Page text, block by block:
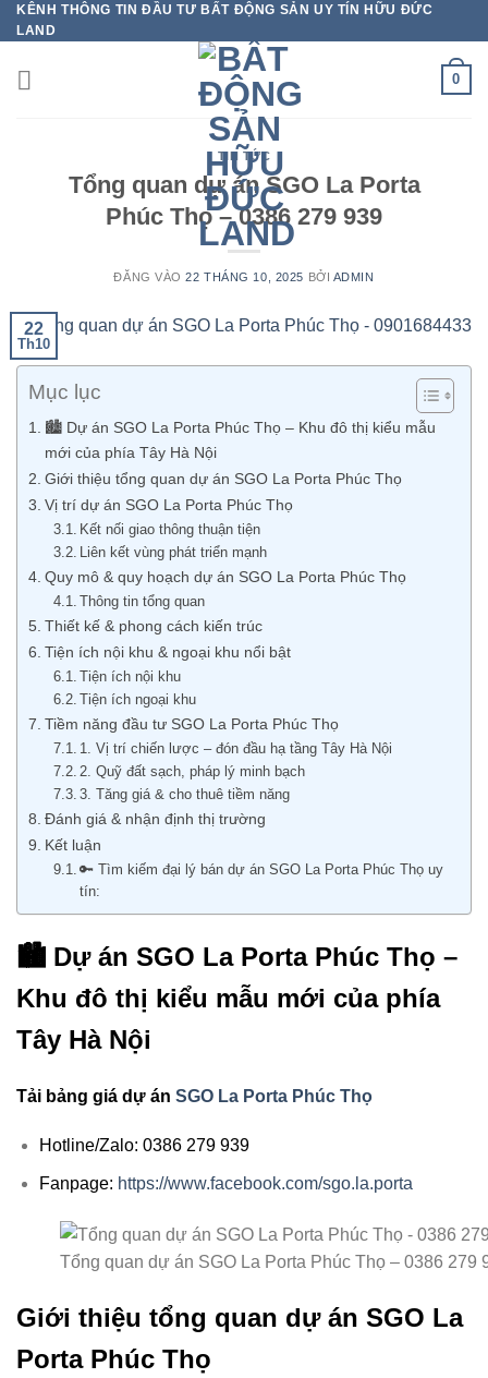
Bỏ
qua
nội
dung
KÊNH THÔNG TIN ĐẦU TƯ BẤT ĐỘNG SẢN UY TÍN HỮU ĐỨC
LAND
0
TIN TỨC
Tổng quan dự án SGO La Porta
Phúc Thọ – 0386 279 939
ĐĂNG VÀO22 THÁNG 10, 2025 BỞI ADMIN
22
Th10
Mục lục
🏙️ Dự án SGO La Porta Phúc Thọ – Khu đô thị kiểu mẫu
mới của phía Tây Hà Nội
Giới thiệu tổng quan dự án SGO La Porta Phúc Thọ
Vị trí dự án SGO La Porta Phúc Thọ
Kết nối giao thông thuận tiện
Liên kết vùng phát triển mạnh
Quy mô & quy hoạch dự án SGO La Porta Phúc Thọ
Thông tin tổng quan
Thiết kế & phong cách kiến trúc
Tiện ích nội khu & ngoại khu nổi bật
Tiện ích nội khu
Tiện ích ngoại khu
Tiềm năng đầu tư SGO La Porta Phúc Thọ
1. Vị trí chiến lược – đón đầu hạ tầng Tây Hà Nội
2. Quỹ đất sạch, pháp lý minh bạch
3. Tăng giá & cho thuê tiềm năng
Đánh giá & nhận định thị trường
Kết luận
🔑 Tìm kiếm đại lý bán dự án SGO La Porta Phúc Thọ uy
tín:
🏙️ Dự án SGO La Porta Phúc Thọ –
Khu đô thị kiểu mẫu mới của phía
Tây Hà Nội
Tải bảng giá dự án SGO La Porta Phúc Thọ
Hotline/Zalo: 0386 279 939
Fanpage: https://www.facebook.com/sgo.la.porta
Tổng quan dự án SGO La Porta Phúc Thọ – 0386 279
Giới thiệu tổng quan dự án SGO La
Porta Phúc Thọ